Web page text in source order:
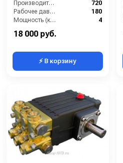
Производительность (л/ч):
720
Рабочее давление (бар):
180
Мощность (кВт):
4
18 000 руб.
⚡ В корзину